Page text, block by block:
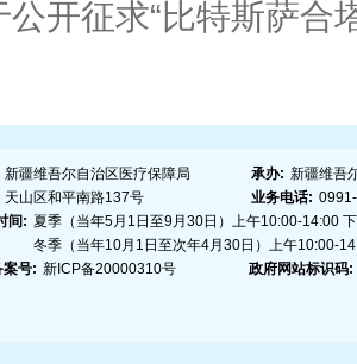
公开征求“比特斯萨合
新疆维吾尔自治区医疗保障局 承办: 新疆维吾
天山区和平南路137号 业务电话:
间: 夏季（当年5月1日至9月30日）上午10:00-14:00
冬季（当年10月1日至次年4月30日）上午10:00-
案号: 新ICP备20000310号 政府网站标识码: